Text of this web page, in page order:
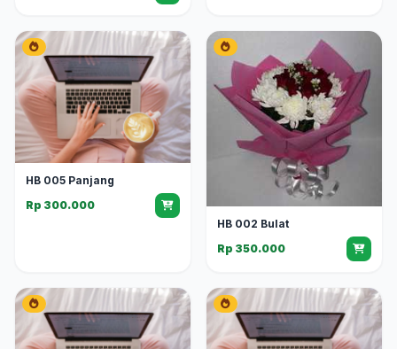
HB 005 Panjang
Rp 300.000
HB 002 Bulat
Rp 350.000